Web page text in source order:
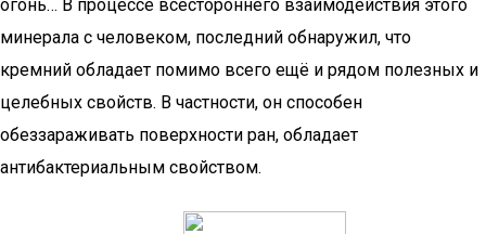
огонь… В процессе всестороннего взаимодействия этого
минерала с человеком, последний обнаружил, что
кремний обладает помимо всего ещё и рядом полезных и
целебных свойств. В частности, он способен
обеззараживать поверхности ран, обладает
антибактериальным свойством.